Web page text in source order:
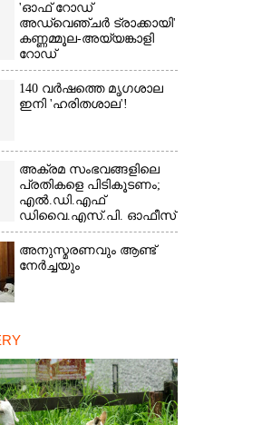
'ഓഫ് റോഡ്
അഡ്വെഞ്ചർ ട്രാക്കായി'
കണ്ണമ്മൂല-അയ്യങ്കാളി
റോഡ്
140 വർഷത്തെ മൃഗശാല
ഇനി 'ഹരിതശാല'!
അക്രമ സംഭവങ്ങളിലെ
പ്രതികളെ പിടികൂടണം;
എൽ.ഡി.എഫ്
ഡിവൈ.എസ്.പി. ഓഫീസ്
മാർച്ച്
അനുസ്മരണവും ആണ്ട്
നേർച്ചയും